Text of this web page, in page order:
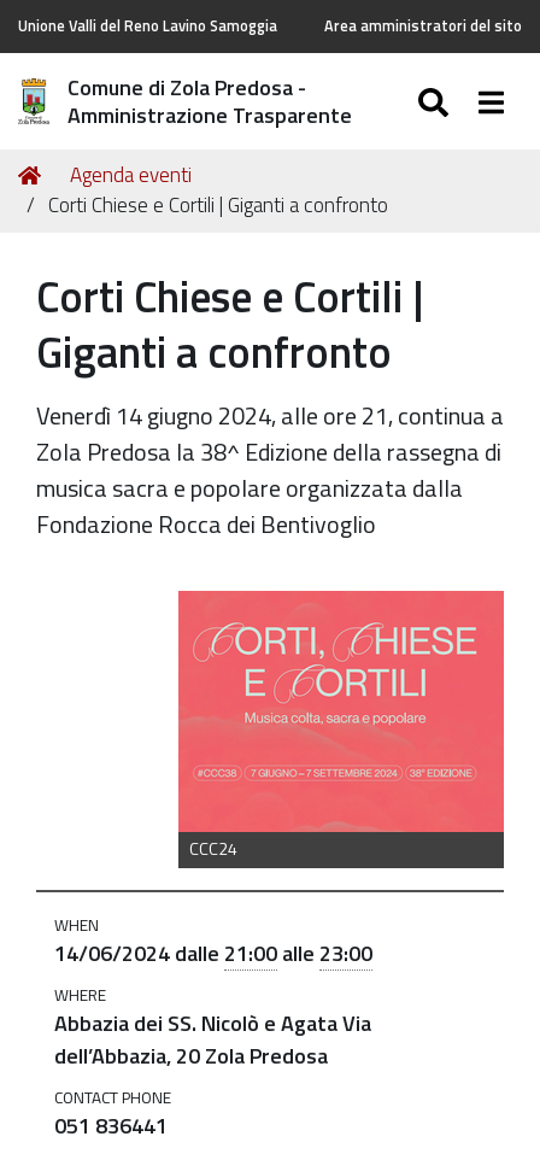
Unione Valli del Reno Lavino Samoggia Area amministratori del sito
Comune di Zola Predosa -
Amministrazione Trasparente
Tu
sei
Home
Agenda eventi
Corti Chiese e Cortili | Giganti a confronto
Corti Chiese e Cortili |
Giganti a confronto
Venerdì 14 giugno 2024, alle ore 21, continua a
Zola Predosa la 38^ Edizione della rassegna di
musica sacra e popolare organizzata dalla
Fondazione Rocca dei Bentivoglio
CCC24
nicolo-
agata-
Corti
Chiese
Cortili
WHEN
14/06/2024dalle 21:00alle 23:00
WHERE
Abbazia dei SS. Nicolò e Agata Via
dell’Abbazia, 20 Zola Predosa
CONTACT PHONE
051 836441